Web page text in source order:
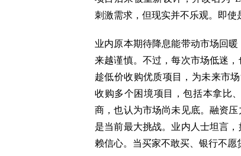
刺激需求，但现实并不乐观。即使
业内原本期待降息能带动市场回
来越谨慎。不过，每次市场低迷
趁低价收购优质项目，为未来市
收购多个困境项目，包括本拿比
商，也认为市场尚未见底。融资
是当前最大挑战。业内人士坦言
赖信心。当买家不敢买、银行不愿